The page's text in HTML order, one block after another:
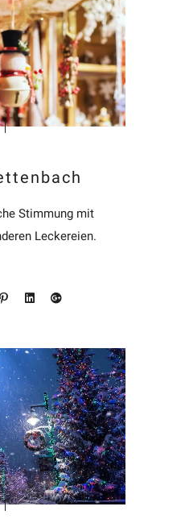
Stimmung mit
Leckereien.